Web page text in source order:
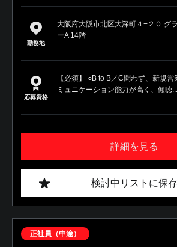
勤務地
大阪府大阪市北区大深町４−２０ グ
ーA 14階
応募資格
【必須】 ○B to B／C問わず、新規
ミュニケーション能力が高く、傾聴...
詳細を見る
検討中リストに保存
正社員（中途）